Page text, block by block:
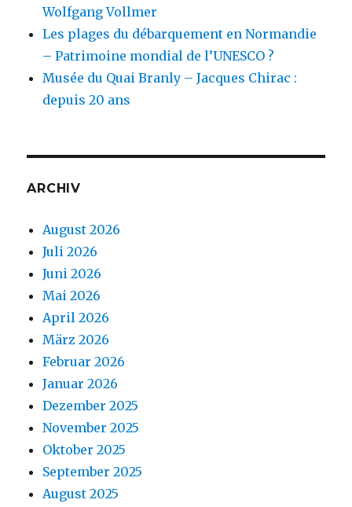
Wolfgang Vollmer
Les plages du débarquement en Normandie
– Patrimoine mondial de l’UNESCO ?
Musée du Quai Branly – Jacques Chirac :
depuis 20 ans
ARCHIV
August 2026
Juli 2026
Juni 2026
Mai 2026
April 2026
März 2026
Februar 2026
Januar 2026
Dezember 2025
November 2025
Oktober 2025
September 2025
August 2025